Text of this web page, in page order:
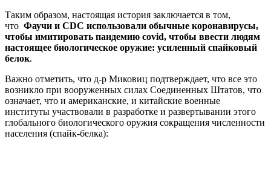
Таким образом, настоящая история заключается в том,
что Фаучи и CDC использовали обычные коронавирусы,
чтобы имитировать пандемию covid, чтобы ввести людям
настоящее биологическое оружие: усиленный спайковый
белок.
Важно отметить, что д-р Миковиц подтверждает, что все это
возникло при вооруженных силах Соединенных Штатов, что
означает, что и американские, и китайские военные
институты участвовали в разработке и развертывании этого
глобального биологического оружия сокращения численности
населения (спайк-белка):